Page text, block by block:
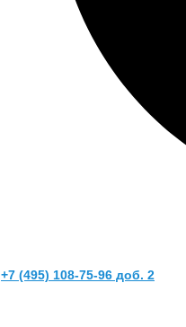
+7 (495) 108-75-96 доб. 2